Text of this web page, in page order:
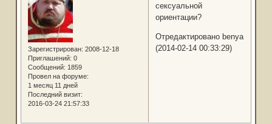
Зарегистрирован: 2008-12-18
Приглашений: 0
Сообщений: 1859
Провел на форуме:
1 месяц 11 дней
Последний визит:
2016-03-24 21:57:33
сексуальной
ориентации?
Отредактировано benya
(2014-02-14 00:33:29)